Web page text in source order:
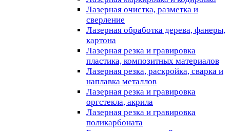
Лазерная очистка, разметка и
сверление
Лазерная обработка дерева, фанеры,
картона
Лазерная резка и гравировка
пластика, композитных материалов
Лазерная резка, раскройка, сварка и
наплавка металлов
Лазерная резка и гравировка
оргстекла, акрила
Лазерная резка и гравировка
поликарбоната